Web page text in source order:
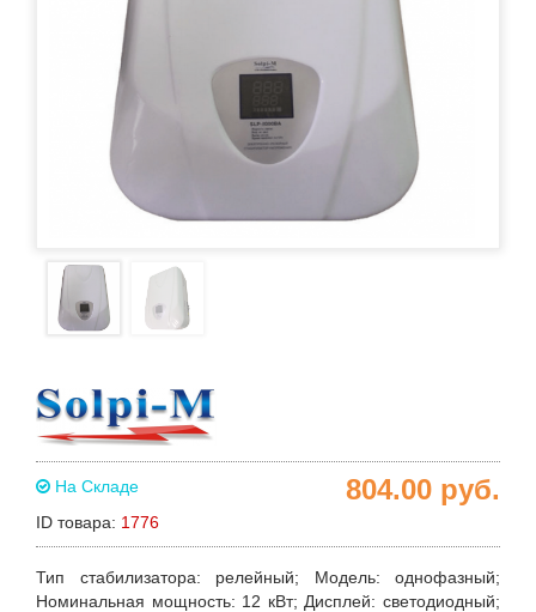
На Складе
ID товара: 1776
804.00 руб.
Тип стабилизатора: релейный; Модель: однофазный;
Номинальная мощность: 12 кВт; Дисплей: светодиодный;